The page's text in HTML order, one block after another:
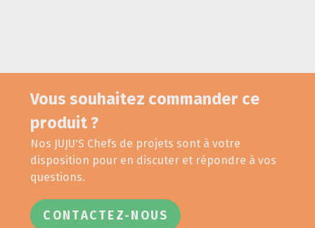
Vous souhaitez commander ce
produit ?
Nos JUJU'S Chefs de projets sont à votre
disposition pour en discuter et répondre à vos
questions.
CONTACTEZ-NOUS